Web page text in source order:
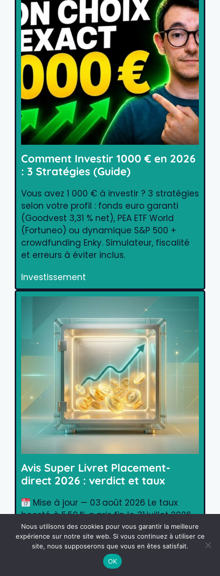
Comment Investir 1000 € en 2026
: 3 Stratégies (Guide)
Vous avez 1 000 € à investir ? 3 stratégies
selon votre profil : fonds euro garanti
(Goodvest 3,31 % net), PEA ETF World
(Fortuneo) ou dynamique S&P 500 +
crowdfunding Enky. Simulateur, fiscalité
et erreurs à éviter inclus.
Investissement
Avis Super Livret Placement-
direct 2026 : verdict et taux
Mise à jour — 03 août 2026 Le taux
boosté à 5,50 % a pris fin le 31 juillet 2026.
Le taux
Investissement
Nous utilisons des cookies pour vous garantir la meilleure
expérience sur notre site web. Si vous continuez à utiliser ce
site, nous supposerons que vous en êtes satisfait.
OK